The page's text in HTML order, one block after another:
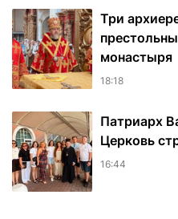
Три
монастыря
18:18
Патриарх
Церковь
16:44